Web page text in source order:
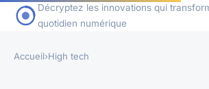
Décryptez les innovations qui
quotidien numérique
Accueil›High tech